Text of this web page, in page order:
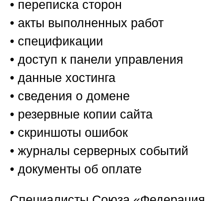
• переписка сторон
• акты выполненных работ
• спецификации
• доступ к панели управления
• данные хостинга
• сведения о домене
• резервные копии сайта
• скриншоты ошибок
• журналы серверных событий
• документы об оплате